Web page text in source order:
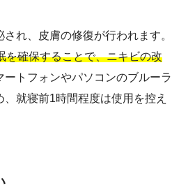
れ、皮膚の修復が行われます。
を確保することで、ニキビの改
ートフォンやパソコンのブルーラ
就寝前1時間程度は使用を控え